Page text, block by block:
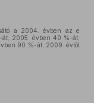
a 2004. évben az e
2005. évben 40 %-át,
90 %-át, 2009. évtől